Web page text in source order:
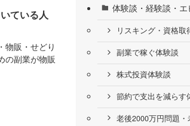
ている人
物販・せどり
の副業が物販
体験談・経験談・エ
リスキング・資格取
副業で稼ぐ体験談
株式投資体験談
節約で支出を減らす
老後2000万円問題・